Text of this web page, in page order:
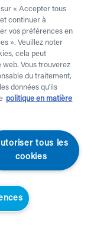
Maze
« Accepter tous
continuer à
vos préférences en
». Veuillez noter
cela peut
Vous trouverez
du traitement,
données qu'ils
politique en matière
tous les
cookies